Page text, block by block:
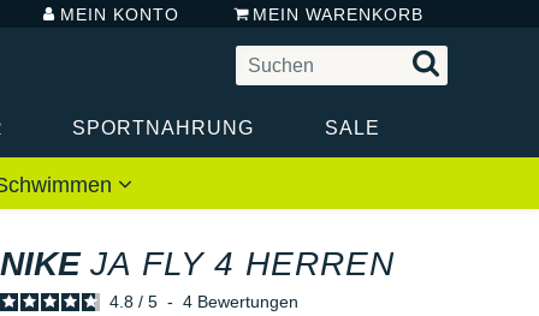
MEIN KONTO MEIN WARENKORB
SPORTNAHRUNG SALE
NIKE JA FLY 4 HERREN
4.8 / 5 - 4 Bewertungen